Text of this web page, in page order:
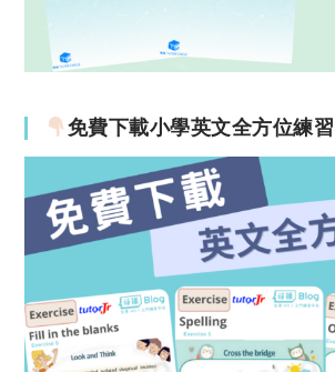
免費下載小學英文全方位練習